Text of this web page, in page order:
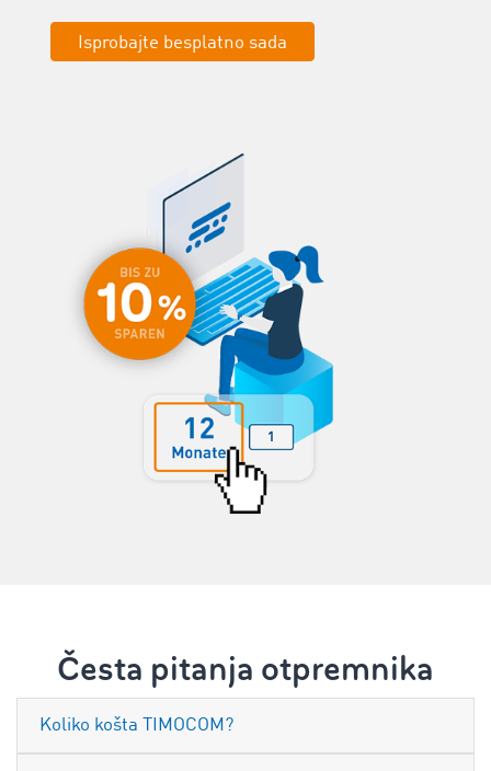
Isprobajte besplatno sada
Česta pitanja otpremnika
Koliko košta TIMOCOM?